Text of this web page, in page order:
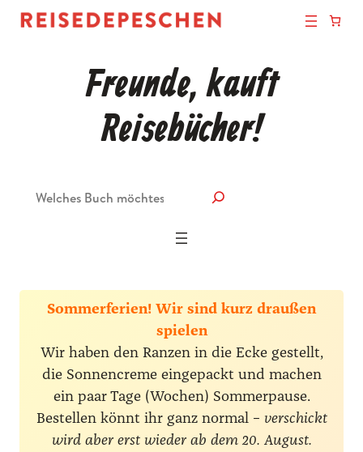
Freunde, kauft
Reisebücher!
Sommerferien! Wir sind kurz draußen
spielen
Wir haben den Ranzen in die Ecke gestellt,
die Sonnencreme eingepackt und machen
ein paar Tage (Wochen) Sommerpause.
Bestellen könnt ihr ganz normal – verschickt
wird aber erst wieder ab dem 20. August.